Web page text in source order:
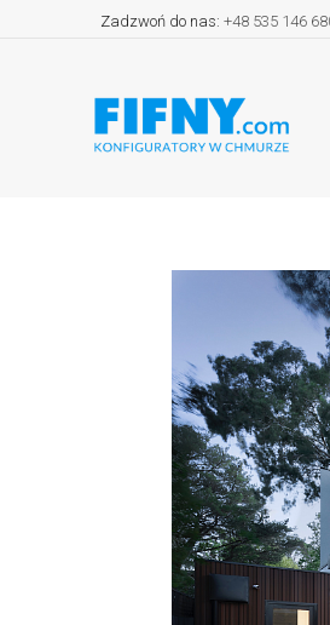
Zadzwoń do nas: +48 535 146